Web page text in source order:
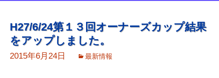
ツ
へ
ス
H27/6/24第１３回オーナーズカップ結果
をアップしました。
2015年6月24日 最新情報